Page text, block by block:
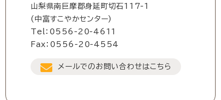
山梨県南巨摩郡身延町切石117-1
(中富すこやかセンター)
Tel：0556-20-4611
Fax：0556-20-4554
メールでのお問い合わせはこちら